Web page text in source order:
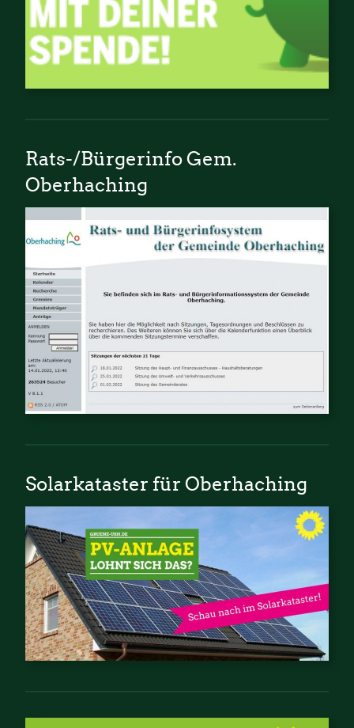
Rats-/Bürgerinfo Gem.
Oberhaching
Solarkataster für Oberhaching